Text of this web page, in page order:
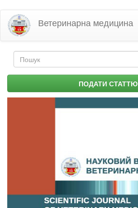
Перейти
основного
матеріалу
Ветеринарна медицина
Пошукова
форма ПОДАТИ СТАТТЮ